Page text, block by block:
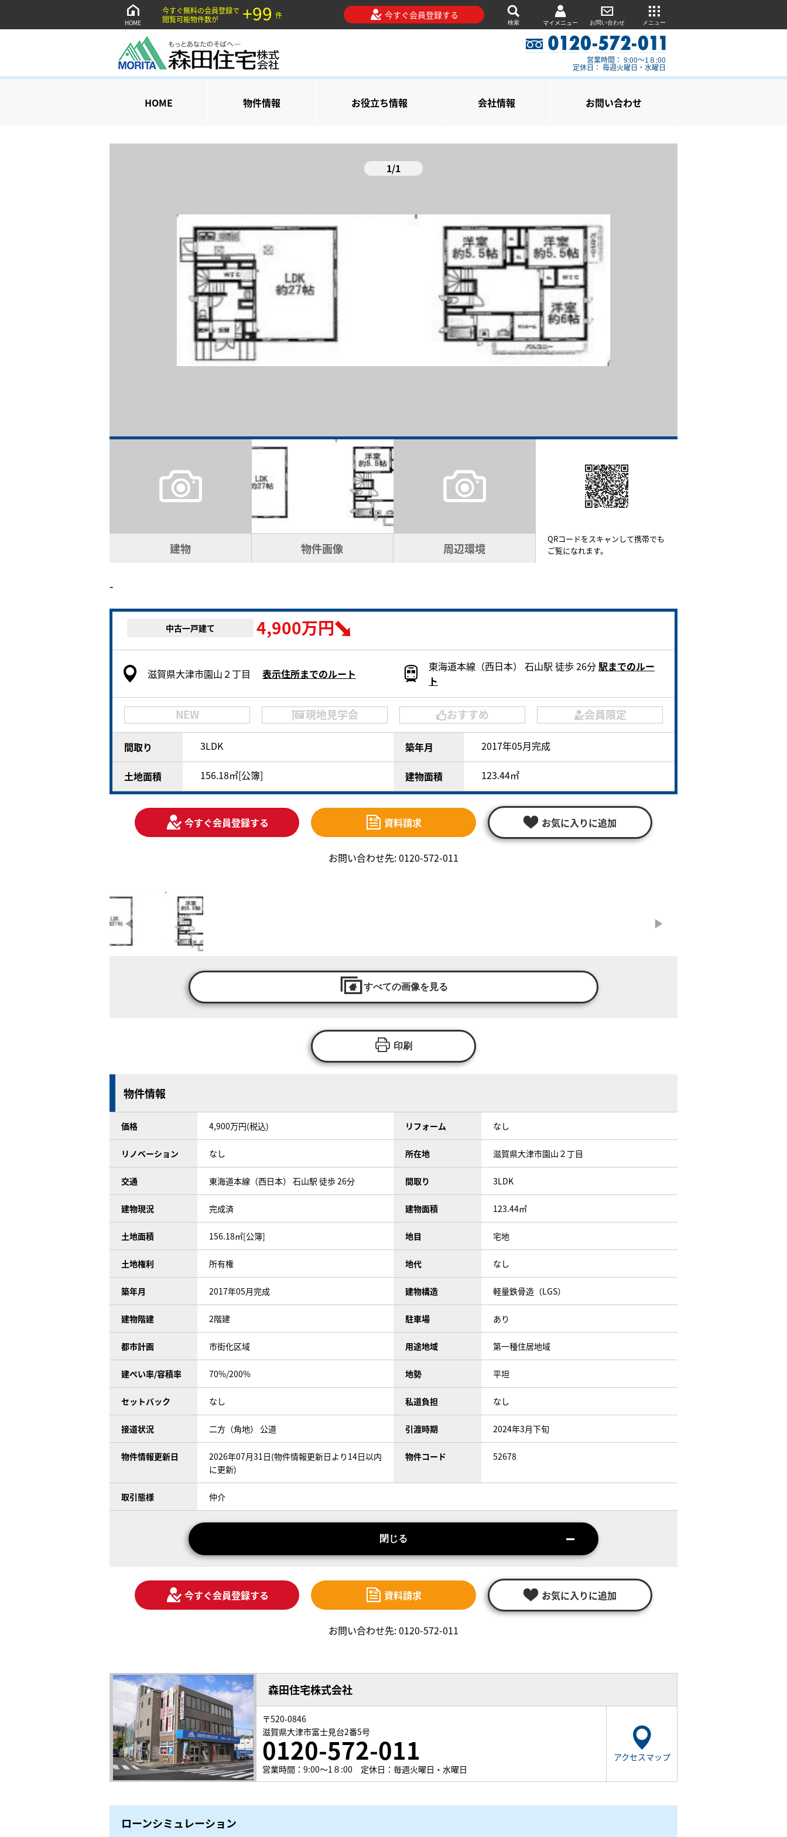
HOME
今すぐ無料の会員登録で
閲覧可能物件数が
+99 件 今すぐ会員登録する
検索 マイメニュー お問い合わせ メニュー
営業時間： 9:00～1８:00
定休日： 毎週火曜日・水曜日
HOME 物件情報 お役立ち情報 会社情報 お問い合わせ
1/1
建物 物件画像 周辺環境
QRコードをスキャンして携帯でも
ご覧になれます。
-
中古一戸建て 4,900万円
滋賀県大津市園山２丁目 表示住所までのルート
東海道本線（西日本） 石山駅 徒歩 26分駅までのルー
ト
NEW 現地見学会 おすすめ 会員限定
間取り 3LDK 築年月 2017年05月完成
土地面積 156.18㎡[公簿] 建物面積 123.44㎡
今すぐ会員登録する 資料請求 お気に入りに追加
お問い合わせ先: 0120-572-011
すべての画像を見る
印刷
物件情報
価格 4,900万円(税込) リフォーム なし
リノベーション なし 所在地 滋賀県大津市園山２丁目
交通 東海道本線（西日本） 石山駅 徒歩 26分 間取り 3LDK
建物現況 完成済 建物面積 123.44㎡
土地面積 156.18㎡[公簿] 地目 宅地
土地権利 所有権 地代 なし
築年月 2017年05月完成 建物構造 軽量鉄骨造（LGS）
建物階建 2階建 駐車場 あり
都市計画 市街化区域 用途地域 第一種住居地域
建ぺい率/容積率 70%/200% 地勢 平坦
セットバック なし 私道負担 なし
接道状況 二方（角地） 公道 引渡時期 2024年3月下旬
物件情報更新日
2026年07月31日(物件情報更新日より14日以内
に更新)
物件コード 52678
取引態様 仲介
閉じる
今すぐ会員登録する 資料請求 お気に入りに追加
お問い合わせ先: 0120-572-011
森田住宅株式会社
〒520-0846
滋賀県大津市富士見台2番5号
0120-572-011
営業時間：9:00～1８:00 定休日：毎週火曜日・水曜日
アクセスマップ
ローンシミュレーション